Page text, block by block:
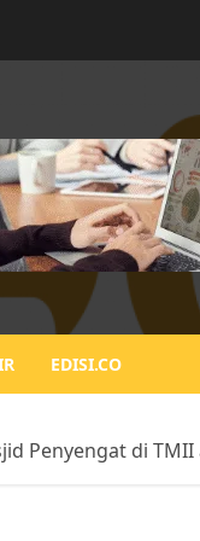
EDISI.CO
Penyengat di